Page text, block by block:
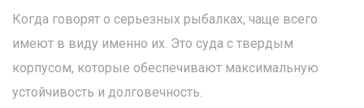
Когда говорят о серьезных рыбалках, чаще всего
имеют в виду именно их. Это суда с твердым
корпусом, которые обеспечивают максимальную
устойчивость и долговечность.